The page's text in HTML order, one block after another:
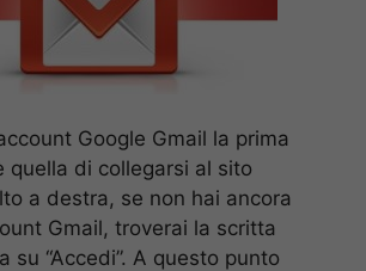
Google Gmail la prima
quella di collegarsi al sito
a destra, se non hai ancora
Gmail, troverai la scritta
su “Accedi”. A questo punto